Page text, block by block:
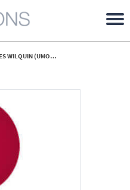
WILQUIN (UMONS)